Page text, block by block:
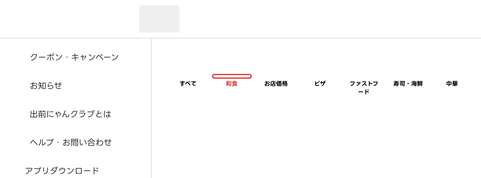
クーポン・キャンペーン
お知らせ
出前にゃんクラブとは
ヘルプ・お問い合わせ
アプリダウンロード
すべて 和食 お店価格 ピザ
ファストフ
ード
寿司・海鮮 中華